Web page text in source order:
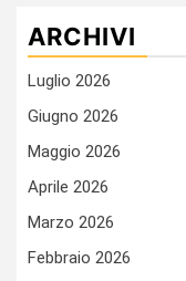
ARCHIVI
Luglio 2026
Giugno 2026
Maggio 2026
Aprile 2026
Marzo 2026
Febbraio 2026